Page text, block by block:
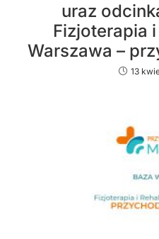
uraz
Fizjoterapia
Warszawa –
13